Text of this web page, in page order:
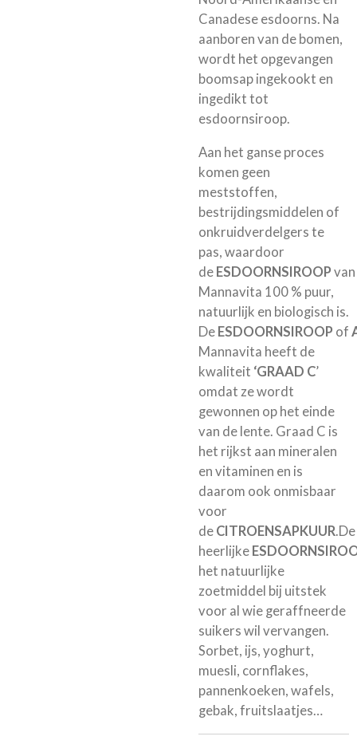
Canadese esdoorns. Na
aanboren van de bomen,
wordt het opgevangen
boomsap ingekookt en
ingedikt tot
esdoornsiroop.
Aan het ganse proces
komen geen
meststoffen,
bestrijdingsmiddelen of
onkruidverdelgers te
pas, waardoor
de ESDOORNSIROOP van
Mannavita 100 % puur,
natuurlijk en biologisch is.
De ESDOORNSIROOP of
Mannavita heeft de
kwaliteit ‘GRAAD C’
omdat ze wordt
gewonnen op het einde
van de lente. Graad C is
het rijkst aan mineralen
en vitaminen en is
daarom ook onmisbaar
voor
de CITROENSAPKUUR.De
heerlijke
het natuurlijke
zoetmiddel bij uitstek
voor al wie geraffneerde
suikers wil vervangen.
Sorbet, ijs, yoghurt,
muesli, cornflakes,
pannenkoeken, wafels,
gebak, fruitslaatjes…